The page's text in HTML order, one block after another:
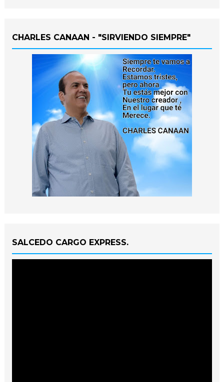
CHARLES CANAAN - "SIRVIENDO SIEMPRE"
SALCEDO CARGO EXPRESS.